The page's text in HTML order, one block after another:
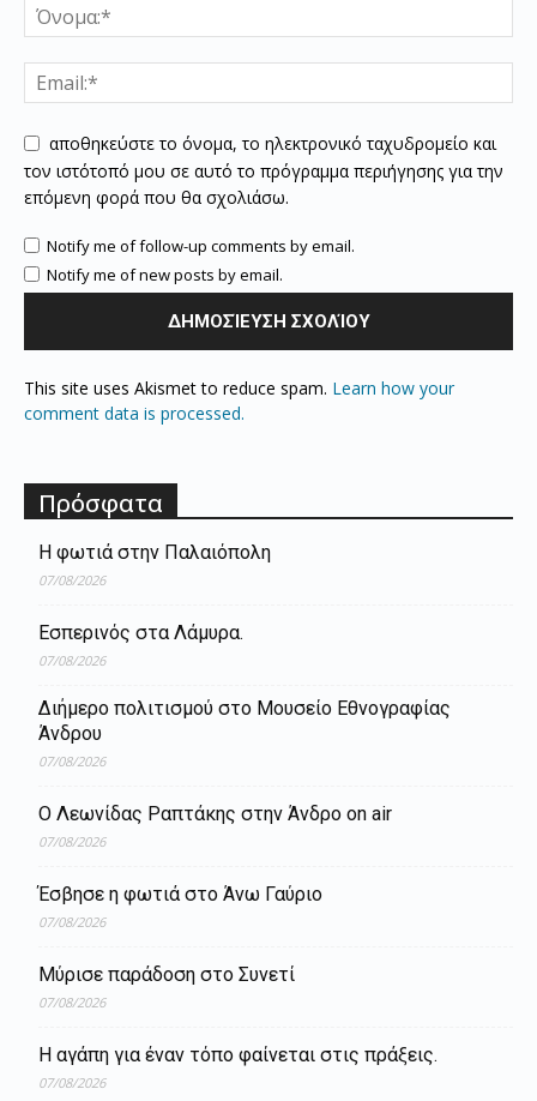
αποθηκεύστε το όνομα, το ηλεκτρονικό ταχυδρομείο και
τον ιστότοπό μου σε αυτό το πρόγραμμα περιήγησης για την
επόμενη φορά που θα σχολιάσω.
Notify me of follow-up comments by email.
Notify me of new posts by email.
This site uses Akismet to reduce spam. Learn how your
comment data is processed.
Πρόσφατα
Η φωτιά στην Παλαιόπολη
07/08/2026
Εσπερινός στα Λάμυρα.
07/08/2026
Διήμερο πολιτισμού στο Μουσείο Εθνογραφίας
Άνδρου
07/08/2026
Ο Λεωνίδας Ραπτάκης στην Άνδρο on air
07/08/2026
Έσβησε η φωτιά στο Άνω Γαύριο
07/08/2026
Μύρισε παράδοση στο Συνετί
07/08/2026
Η αγάπη για έναν τόπο φαίνεται στις πράξεις.
07/08/2026